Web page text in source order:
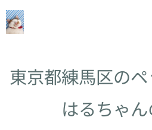
東京都練馬区の
はるちゃ